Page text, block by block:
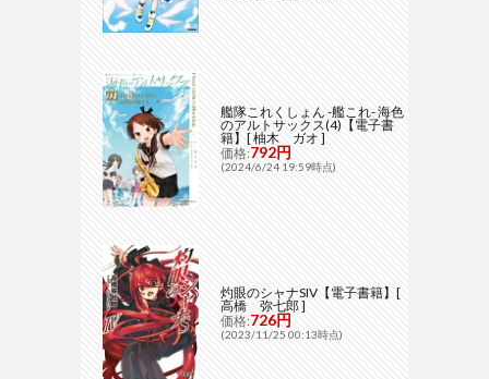
艦隊これくしょん -艦これ- 海色
のアルトサックス(4)【電子書
籍】[ 柚木 ガオ ]
価格:792円
(2024/6/24 19:59時点)
灼眼のシャナSIV【電子書籍】[
高橋 弥七郎 ]
価格:726円
(2023/11/25 00:13時点)